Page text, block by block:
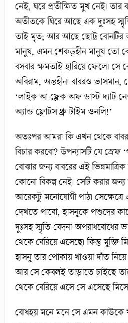
নেই, ঘরে প্রতীক্ষিত মুখ নেই। তার
অতীতকে ঘিরে আছে এক দুঃসহ
তাই মৃত; আর আছে ছোট্ট বোনটির
মানুষ, এমন শেকড়হীন মানুষ তো
বসবার ক্ষমতাই হারিয়ে ফেলে। সে
অবিরাম, অন্তহীন। বাবরও
‘লাইক আ ফ্লেক অফ ডাস্ট দ্যাট
অ্যান্ড ফ্লোটস থ্রু টাইম ওনলি!’
অতঃপর আমরা কি এখন থেকে
বিচার করবো? উপন্যাসটি যে স্রেফ
বোঝার জন্য বাবরের এই
কোনো বিকল্প নেই। সেটি করার
আরেকটু মনোযোগী পাঠ।
দেখতে পাবো, হাসনুকে পশুদের
দুঃসহ স্মৃতি-বেদনা-অপরাধবোধের
থেকে বেরিয়ে এসেছে। কিন্তু মুক্তি
হাসনু তার পোকায় খাওয়া দাঁত
আর সে কেবলই তাড়াতে চাইছে
থেকে বেরিয়ে এসে সে এসেছে
বোধহয় মনে মনে সে এমন কাউকে